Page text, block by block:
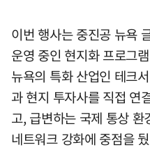
이번 행사는 중진공 뉴욕
운영 중인 현지화 프로그
뉴욕의 특화 산업인 테크
과 현지 투자사를 직접 연
고, 급변하는 국제 통상
네트워크 강화에 중점을